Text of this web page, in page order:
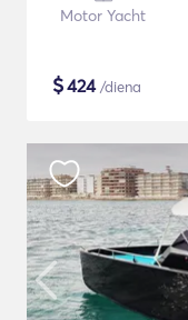
Motor Yacht
$424/diena